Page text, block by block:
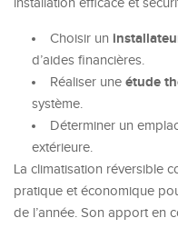
installation efficace et
Choisir un
d’aides financières.
Réaliser une étude
système.
Déterminer un
extérieure.
La climatisation réversible
pratique et économique
de l’année. Son apport en